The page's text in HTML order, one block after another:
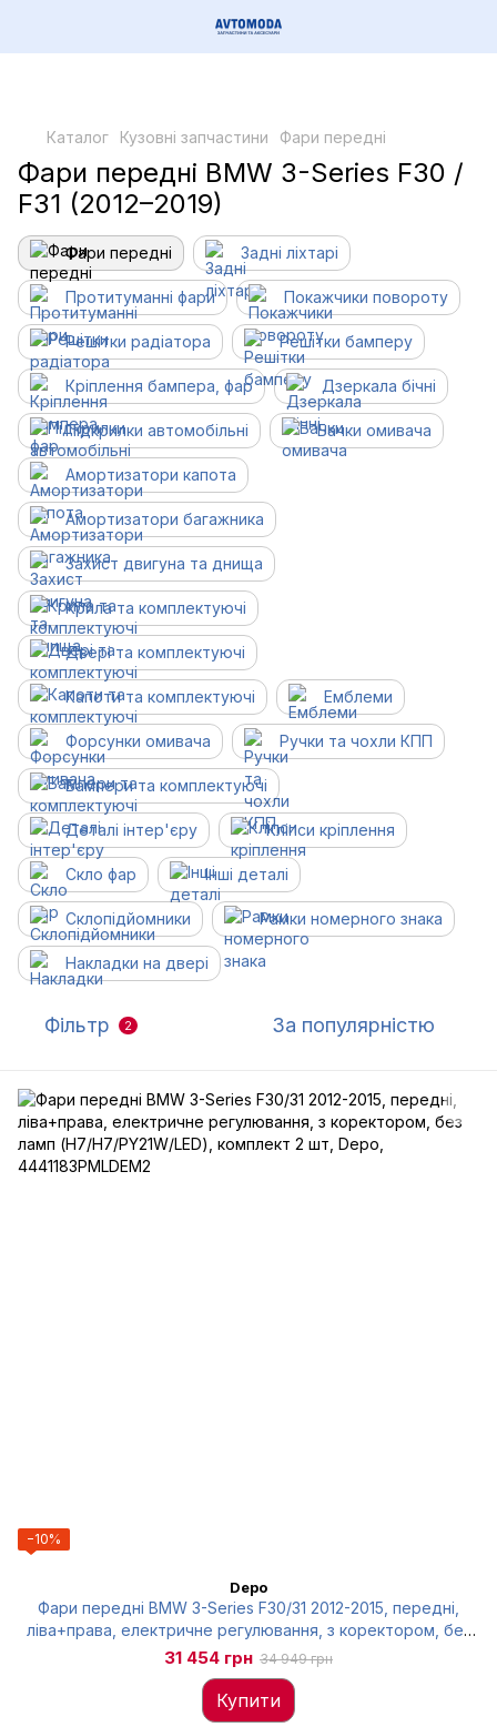
Каталог Кузовні запчастини Фари передні
Фари передні BMW 3-Series F30 /
F31 (2012–2019)
Фари передні Задні ліхтарі
Протитуманні фари Покажчики повороту
Решітки радіатора Решітки бамперу
Кріплення бампера, фар Дзеркала бічні
Підкрилки автомобільні Бачки омивача
Амортизатори капота
Амортизатори багажника
Захист двигуна та днища
Крила та комплектуючі
Двері та комплектуючі
Капоти та комплектуючі Емблеми
Форсунки омивача Ручки та чохли КПП
Бампери та комплектуючі
Деталі інтер'єру Кліпси кріплення
Скло фар Інші деталі
Склопідйомники Рамки номерного знака
Накладки на двері
Фільтр 2 За популярністю
−10%
Depo
Фари передні BMW 3-Series F30/31 2012-2015, передні,
ліва+права, електричне регулювання, з коректором, без
ламп (H7/H7/PY21W/LED), комплект 2 шт, Depo,
4441183PMLDEM2
31 454 грн 34 949 грн
Купити